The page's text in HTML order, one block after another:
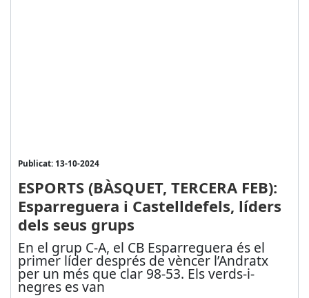
Publicat: 13-10-2024
ESPORTS (BÀSQUET, TERCERA FEB):
Esparreguera i Castelldefels, líders
dels seus grups
En el grup C-A, el CB Esparreguera és el
primer líder després de vèncer l’Andratx
per un més que clar 98-53. Els verds-i-
negres es van